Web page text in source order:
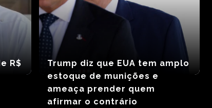
R$
Trump diz que EUA tem amplo
estoque de munições e
ameaça prender quem
afirmar o contrário